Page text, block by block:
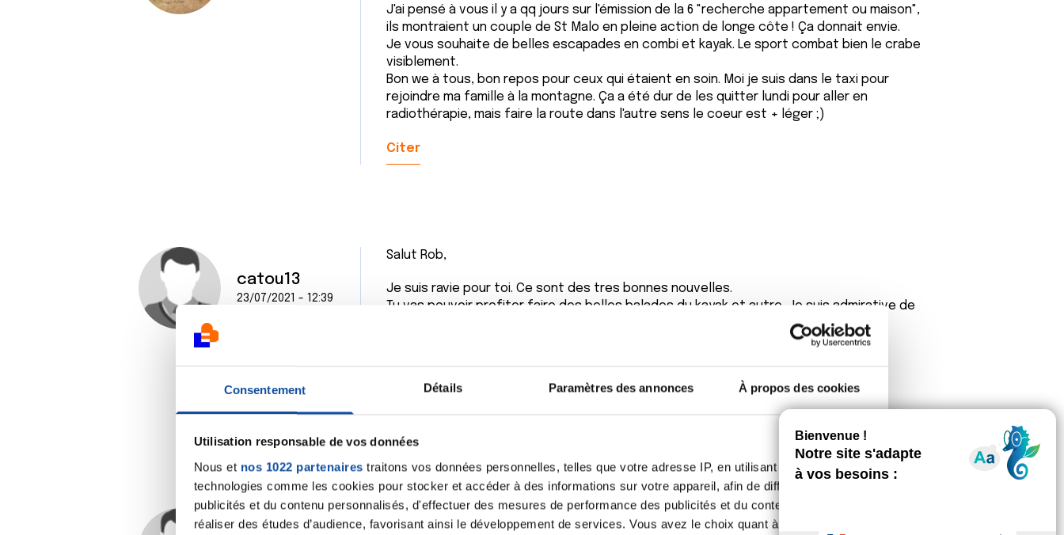
Consentement Détails Paramètres des annonces À propos des cookies
Utilisation responsable de vos données
Nous et nos 1022 partenaires traitons vos données personnelles, telles que votre adresse IP, en utilisant des
technologies comme les cookies pour stocker et accéder à des informations sur votre appareil, afin de diffuser des
publicités et du contenu personnalisés, d'effectuer des mesures de performance des publicités et du contenu, ainsi que de
réaliser des études d’audience, favorisant ainsi le développement de services. Vous avez le choix quant à l'utilisation de
J'ai pensé à vous il y a qq jours sur l'émission de la 6 "recherche appartement ou maison",
ils montraient un couple de St Malo en pleine action de longe côte ! Ça donnait envie.
Je vous souhaite de belles escapades en combi et kayak. Le sport combat bien le crabe
visiblement.
Bon we à tous, bon repos pour ceux qui étaient en soin. Moi je suis dans le taxi pour
rejoindre ma famille à la montagne. Ça a été dur de les quitter lundi pour aller en
radiothérapie, mais faire la route dans l'autre sens le coeur est + léger ;)
Citer
catou13
23/07/2021 - 12:39
Salut Rob,
Je suis ravie pour toi. Ce sont des tres bonnes nouvelles.
Tu vas pouvoir profiter faire des belles balades du kayak et autre. Je suis admirative de
Coucou Rob